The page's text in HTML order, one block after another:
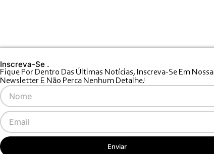
Inscreva-Se .
Fique Por Dentro Das Últimas Notícias, Inscreva-Se Em Nossa
Newsletter E Não Perca Nenhum Detalhe!
Enviar